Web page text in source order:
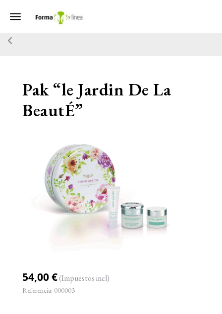
Toggle navigation
Pak “le Jardin De La
BeautÉ”
54,00 €(Impuestos incl)
Referencia: 000003